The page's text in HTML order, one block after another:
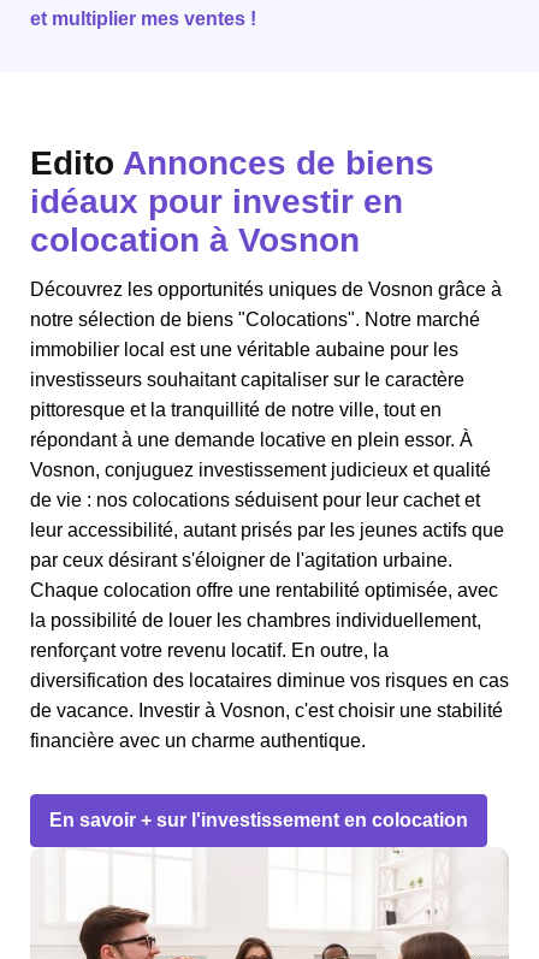
et multiplier mes ventes !
Edito Annonces de biens
idéaux pour investir en
colocation à Vosnon
Découvrez les opportunités uniques de Vosnon grâce à
notre sélection de biens "Colocations". Notre marché
immobilier local est une véritable aubaine pour les
investisseurs souhaitant capitaliser sur le caractère
pittoresque et la tranquillité de notre ville, tout en
répondant à une demande locative en plein essor. À
Vosnon, conjuguez investissement judicieux et qualité
de vie : nos colocations séduisent pour leur cachet et
leur accessibilité, autant prisés par les jeunes actifs que
par ceux désirant s'éloigner de l'agitation urbaine.
Chaque colocation offre une rentabilité optimisée, avec
la possibilité de louer les chambres individuellement,
renforçant votre revenu locatif. En outre, la
diversification des locataires diminue vos risques en cas
de vacance. Investir à Vosnon, c'est choisir une stabilité
financière avec un charme authentique.
En savoir + sur l'investissement en colocation